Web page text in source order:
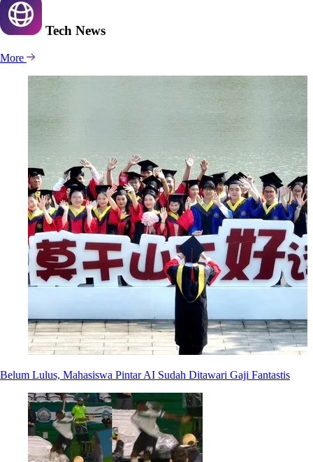
Tech News
More
Belum Lulus, Mahasiswa Pintar AI Sudah Ditawari Gaji Fantastis